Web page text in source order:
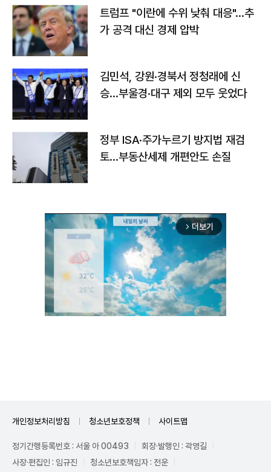
트럼프 "이란에 수위 낮춰 대응"…추
가 공격 대신 경제 압박
김민석, 강원·경북서 정청래에 신
승…부울경·대구 제외 모두 웃었다
정부 ISA·주가누르기 방지법 재검
토…부동산세제 개편안도 손질
arrow_forward_ios 더보기
개인정보처리방침 청소년보호정책 사이트맵
정기간행등록번호 : 서울 아 00493
회장·발행인 : 곽영길
사장·편집인 : 임규진
청소년보호책임자 : 전운